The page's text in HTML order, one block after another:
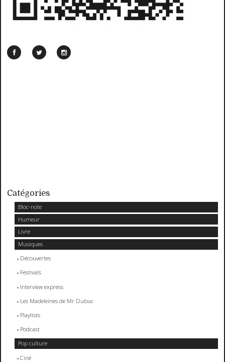
Catégories
Bloc-note
Humeur
Livre
Musiques
Découvertes
Festivals
Interview express
Les Madeleines de Mr Dubuc
Playlists
Podcast
Pop culture
Ciné